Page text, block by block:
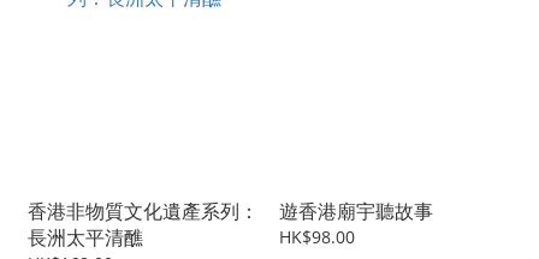
香港非物質文化遺產系列：
長洲太平清醮
遊香港廟宇聽故事
HK$98.00